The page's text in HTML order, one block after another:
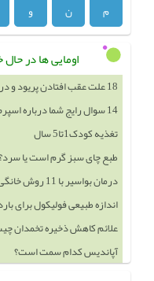
م
ن و
اومایی ها در
14 سوال رایج شما درباره اسپرم
تغذیه کودک1تا5 سال
طبع چای سبز گرم است یا سرد؟
درمان بواسیر با 11 روش خانگی و 15 روش طب سنتی
اندازه طبیعی فولیکول برای
علائم کاهش ذخیره تخمدان
آپاندیس کدام سمت است؟
خوردن چه چيزهايي باعث